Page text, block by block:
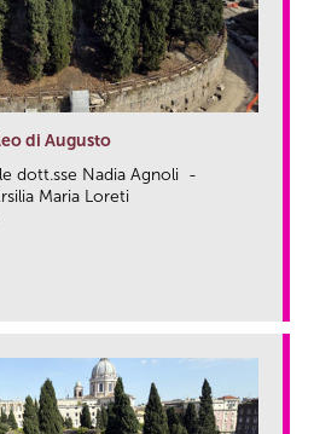
di Augusto
dott.sse Nadia Agnoli -
Maria Loreti